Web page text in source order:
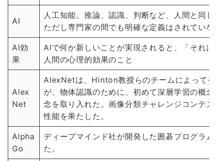
AI
人工知能。推論、認識、判断など、人間と同
ただし専門家の間でも明確な定義はされていな
AI効
果
AIで何か新しいことが実現されると、「それ
人間の心理的効果のこと
Alex
Net
AlexNetは、Hinton教授らのチームによって
が、物体認識のために、初めて深層学習の概
念を取り入れた。画像分類チャレンジコンテ
性能を果たした。
Alpha
Go
ディープマインド社が開発した囲碁プログラ
た。